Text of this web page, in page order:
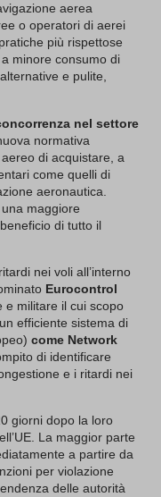
aerea
o operatori di aerei
più rispettose
a minore consumo di
e pulite,
nel settore
normativa
di acquistare, a
come quelli di
aeronautica.
maggiore
di tutto il
nei voli all’interno
Eurocontrol
e militare il cui scopo
efficiente sistema di
come Network
di identificare
e i ritardi nei
giorni dopo la loro
La maggior parte
a partire da
per violazione
delle autorità